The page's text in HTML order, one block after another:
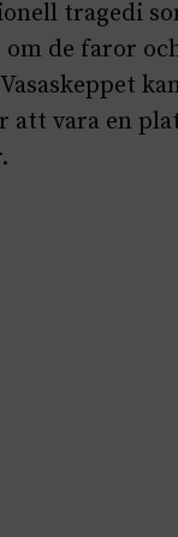
tragedi
de faror
att vara en